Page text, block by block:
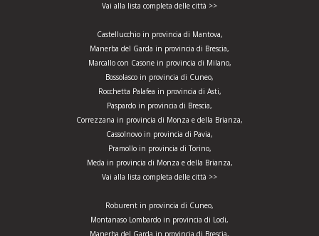
Vai alla lista completa delle città >>
Castellucchio in provincia di Mantova,
Manerba del Garda in provincia di Brescia,
Marcallo con Casone in provincia di Milano,
Bossolasco in provincia di Cuneo,
Rocchetta Palafea in provincia di Asti,
Paspardo in provincia di Brescia,
Correzzana in provincia di Monza e della Brianza,
Cassolnovo in provincia di Pavia,
Pramollo in provincia di Torino,
Meda in provincia di Monza e della Brianza,
Vai alla lista completa delle città >>
Roburent in provincia di Cuneo,
Montanaso Lombardo in provincia di Lodi,
Manerba del Garda in provincia di Brescia,